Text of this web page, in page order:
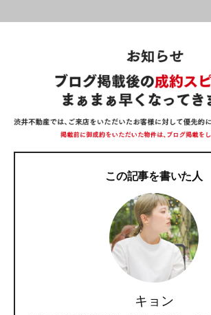
この記事を書いた人
キョン